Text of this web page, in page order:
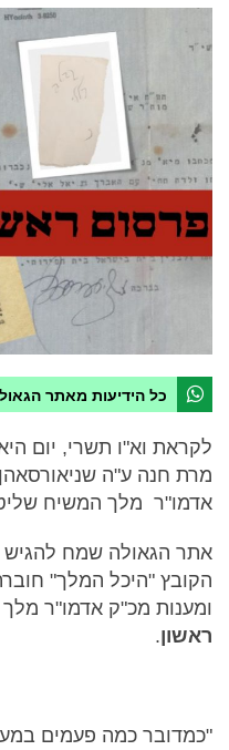
כל הידיעות מאתר
לקראת וא"ו תשרי, יום
מרת חנה ע"ה
אדמו"ר מלך המשיח
אתר הגאולה שמח להגיש
הקובץ "היכל המלך"
ומענות מכ"ק אדמו"ר
ראשון.
"כמדובר כמה פעמים